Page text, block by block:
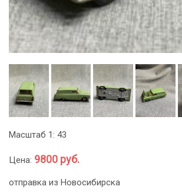
Масштаб 1: 43
Цена: 9800 руб.
отправка из Новосибирска